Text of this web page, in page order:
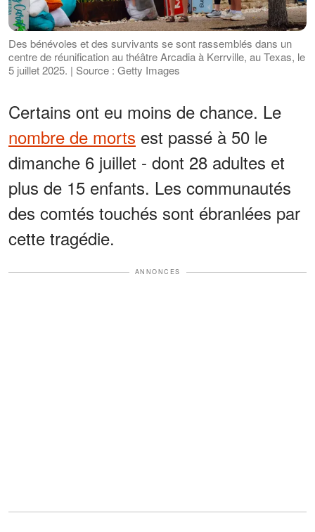
Des bénévoles et des survivants se sont rassemblés dans un
centre de réunification au théâtre Arcadia à Kerrville, au Texas, le
5 juillet 2025. | Source : Getty Images
Certains ont eu moins de chance. Le
nombre de morts est passé à 50 le
dimanche 6 juillet - dont 28 adultes et
plus de 15 enfants. Les communautés
des comtés touchés sont ébranlées par
cette tragédie.
ANNONCES